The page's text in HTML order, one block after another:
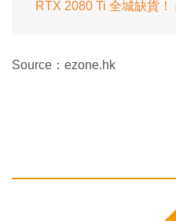
RTX 2080 Ti 全城缺貨
Source：ezone.hk